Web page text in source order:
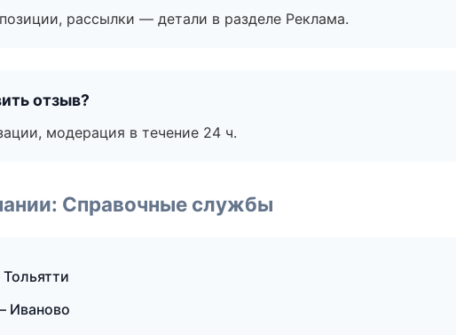
рассылки — детали в разделе Реклама.
отзыв?
модерация в течение 24 ч.
Справочные службы
Иваново